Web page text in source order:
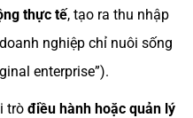
thực tế, tạo ra thu nhập
nghiệp chỉ nuôi sống
enterprise”).
trò điều hành hoặc quản lý